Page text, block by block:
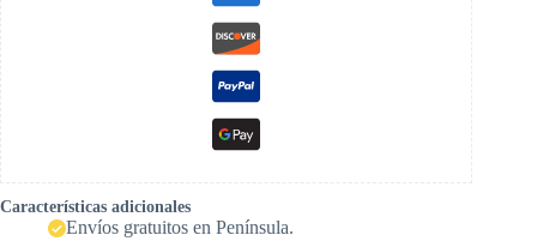
Características adicionales
Envíos gratuitos en Península.